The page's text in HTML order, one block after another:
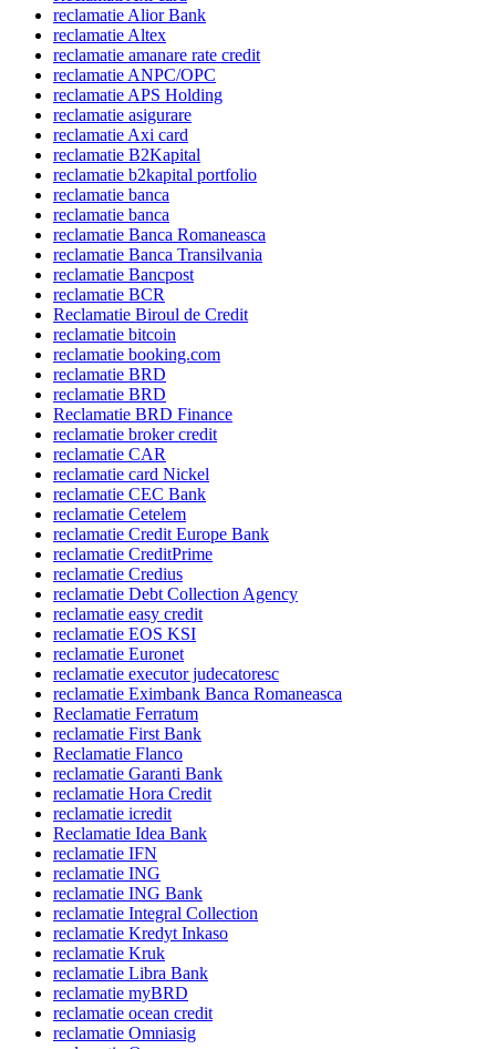
reclamatie Alior Bank
reclamatie Altex
reclamatie amanare rate credit
reclamatie ANPC/OPC
reclamatie APS Holding
reclamatie asigurare
reclamatie Axi card
reclamatie B2Kapital
reclamatie b2kapital portfolio
reclamatie banca
reclamatie banca
reclamatie Banca Romaneasca
reclamatie Banca Transilvania
reclamatie Bancpost
reclamatie BCR
Reclamatie Biroul de Credit
reclamatie bitcoin
reclamatie booking.com
reclamatie BRD
reclamatie BRD
Reclamatie BRD Finance
reclamatie broker credit
reclamatie CAR
reclamatie card Nickel
reclamatie CEC Bank
reclamatie Cetelem
reclamatie Credit Europe Bank
reclamatie CreditPrime
reclamatie Credius
reclamatie Debt Collection Agency
reclamatie easy credit
reclamatie EOS KSI
reclamatie Euronet
reclamatie executor judecatoresc
reclamatie Eximbank Banca Romaneasca
Reclamatie Ferratum
reclamatie First Bank
Reclamatie Flanco
reclamatie Garanti Bank
reclamatie Hora Credit
reclamatie icredit
Reclamatie Idea Bank
reclamatie IFN
reclamatie ING
reclamatie ING Bank
reclamatie Integral Collection
reclamatie Kredyt Inkaso
reclamatie Kruk
reclamatie Libra Bank
reclamatie myBRD
reclamatie ocean credit
reclamatie Omniasig